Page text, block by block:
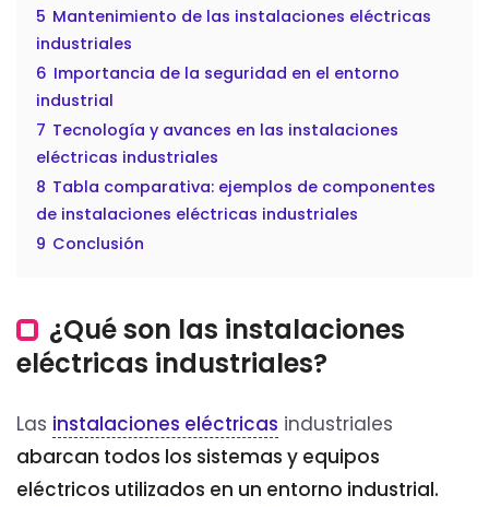
5 Mantenimiento de las instalaciones eléctricas
industriales
6 Importancia de la seguridad en el entorno
industrial
7 Tecnología y avances en las instalaciones
eléctricas industriales
8 Tabla comparativa: ejemplos de componentes
de instalaciones eléctricas industriales
9 Conclusión
¿Qué son las instalaciones
eléctricas industriales?
Las instalaciones eléctricas industriales
abarcan todos los sistemas y equipos
eléctricos utilizados en un entorno industrial.